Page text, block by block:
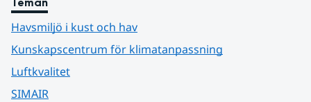
Havsmiljö i kust och hav
Kunskapscentrum för klimatanpassning
Luftkvalitet
SIMAIR